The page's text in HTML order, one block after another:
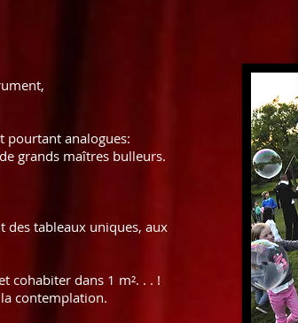
pourtant analogues:
grands maîtres bulleurs.
des tableaux uniques, aux
cohabiter dans 1 m². . . !
contemplation.